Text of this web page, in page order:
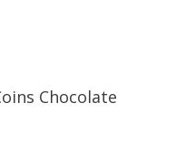
Chocolate